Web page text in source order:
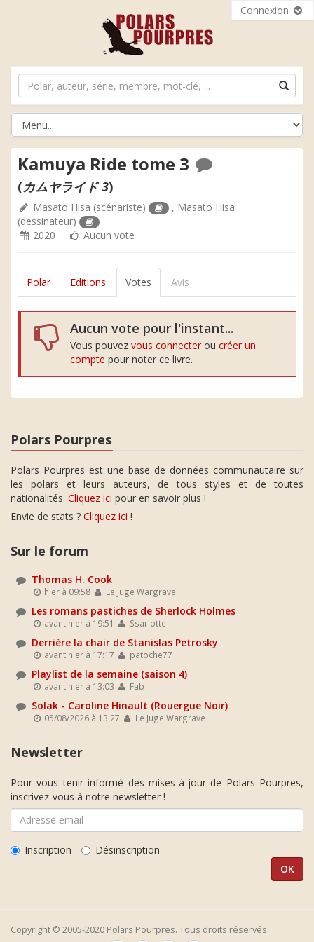
Connexion
Kamuya Ride tome 3
(カムヤライド 3)
Masato Hisa (scénariste) , Masato Hisa
(dessinateur)
2020
Aucun vote
Polar Editions Votes Avis
Aucun vote pour l'instant...
Vous pouvez vous connecter ou créer un
compte pour noter ce livre.
Polars Pourpres
Polars Pourpres est une base de données communautaire sur
les polars et leurs auteurs, de tous styles et de toutes
nationalités. Cliquez ici pour en savoir plus !
Envie de stats ? Cliquez ici !
Sur le forum
Thomas H. Cook
hier à 09:58 Le Juge Wargrave
Les romans pastiches de Sherlock Holmes
avant hier à 19:51 Ssarlotte
Derrière la chair de Stanislas Petrosky
avant hier à 17:17 patoche77
Playlist de la semaine (saison 4)
avant hier à 13:03 Fab
Solak - Caroline Hinault (Rouergue Noir)
05/08/2026 à 13:27 Le Juge Wargrave
Newsletter
Pour vous tenir informé des mises-à-jour de Polars Pourpres,
inscrivez-vous à notre newsletter !
Inscription Désinscription
Copyright © 2005-2020 Polars Pourpres. Tous droits réservés.